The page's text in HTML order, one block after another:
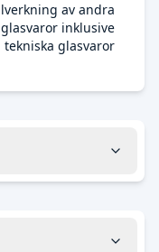
av andra
glasvaror inklusive
tekniska glasvaror